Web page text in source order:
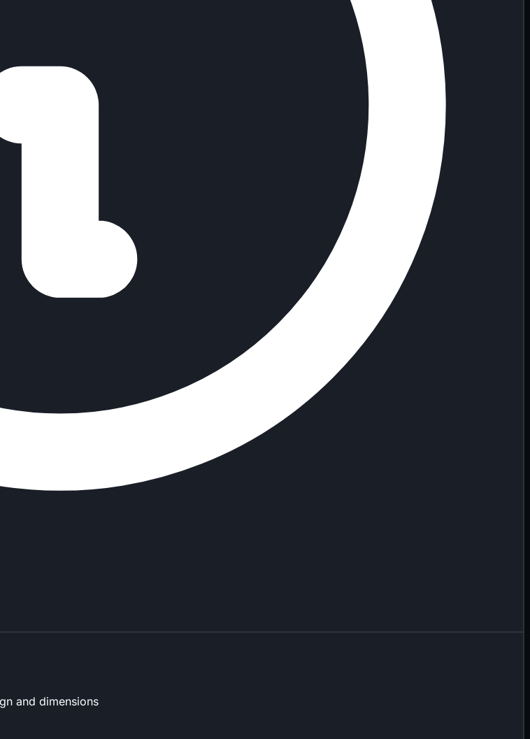
and dimensions